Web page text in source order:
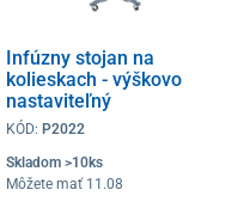
Infúzny stojan na
kolieskach - výškovo
nastaviteľný
KÓD: P2022
Skladom >10ks
Môžete mať 11.08